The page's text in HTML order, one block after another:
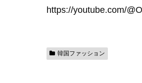
https://youtube.com/
韓国ファッション